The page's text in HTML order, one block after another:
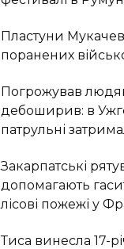
Пластуни
поранених
Погрожував
дебоширив: в
патрульні
Закарпатські
допомагають
лісові пожежі у
Тиса винесла 17-